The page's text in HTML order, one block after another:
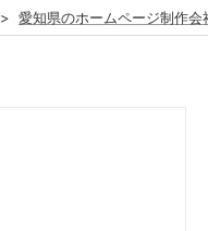
> 愛知県のホームページ制作会